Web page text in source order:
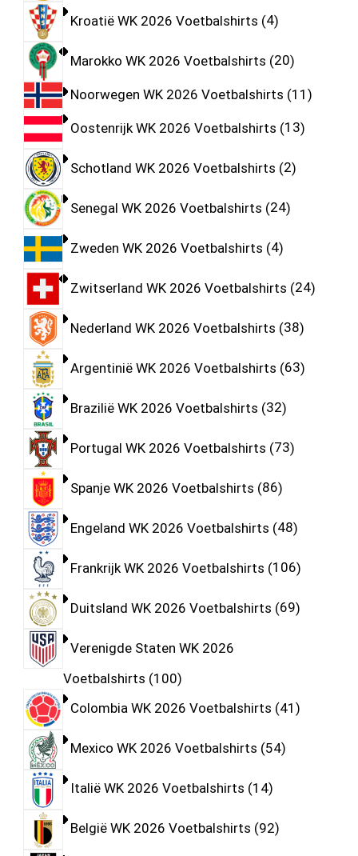
Kroatië WK 2026 Voetbalshirts 4
Marokko WK 2026 Voetbalshirts 20
Noorwegen WK 2026 Voetbalshirts 11
Oostenrijk WK 2026 Voetbalshirts 13
Schotland WK 2026 Voetbalshirts 2
Senegal WK 2026 Voetbalshirts 24
Zweden WK 2026 Voetbalshirts 4
Zwitserland WK 2026 Voetbalshirts 24
Nederland WK 2026 Voetbalshirts 38
Argentinië WK 2026 Voetbalshirts 63
Brazilië WK 2026 Voetbalshirts 32
Portugal WK 2026 Voetbalshirts 73
Spanje WK 2026 Voetbalshirts 86
Engeland WK 2026 Voetbalshirts 48
Frankrijk WK 2026 Voetbalshirts 106
Duitsland WK 2026 Voetbalshirts 69
Verenigde Staten WK 2026
Voetbalshirts 100
Colombia WK 2026 Voetbalshirts 41
Mexico WK 2026 Voetbalshirts 54
Italië WK 2026 Voetbalshirts 14
België WK 2026 Voetbalshirts 92